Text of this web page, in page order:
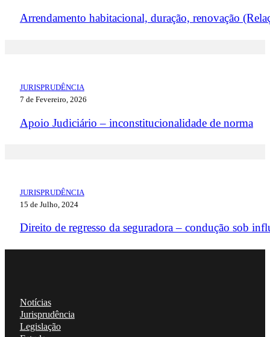
Arrendamento habitacional, duração, renovação
JURISPRUDÊNCIA
7 de Fevereiro, 2026
Apoio Judiciário – inconstitucionalidade de norma
JURISPRUDÊNCIA
15 de Julho, 2024
Direito de regresso da seguradora – condução sob
Notícias
Jurisprudência
Legislação